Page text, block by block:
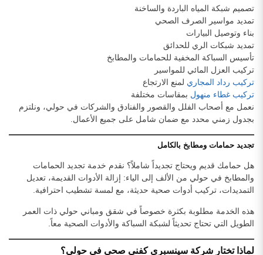
تصميم شبكة المياه الباردة والساخنة
تمديد مواسير الصرف الصحي
بناء وتوصيل البيارات
تمديد شبكات الري للحدائق
تأسيس السباكة المخفية للحمامات والمطابخ
تركيب العزل المائي للمواسير
تركيب رداد المجاري لمنع الارتجاع
تركيب غطاء منهول بمقاسات مختلفة
نعمل مع أصحاب الفلل والقصور والفنادق والشركات في حولي، ونلتزم
بجدول زمني محدد مع ضمان شامل على جميع الأعمال.
تجديد حمامات ومطابخ بالكامل
هل حمامك قديم ويحتاج تجديداً شاملاً؟ نقدم خدمة تجديد الحمامات
والمطابخ في حولي من الألف إلى الياء: إزالة الأدوات القديمة، تعديل
التمديدات، تركيب أدوات صحية حديثة، مع لمسة تشطيب احترافية.
هذه الخدمة مطلوبة بكثرة خصوصاً في شقق ومباني حولي ذات العمر
الطويل التي تحتاج تحديثاً لشبكة السباكة والأدوات الصحية معاً.
لماذا تختار شركة سينسبري كفني صحي في حولي؟